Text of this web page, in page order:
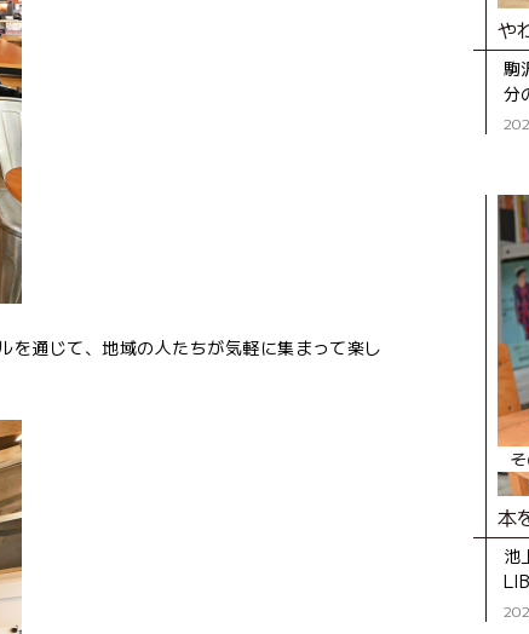
通じて、地域の人たちが気軽に集まって楽し
駒
分
池
ー